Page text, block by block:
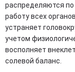
распределяются
работу всех
устраняет
учетом
восполняет
солевой баланс.